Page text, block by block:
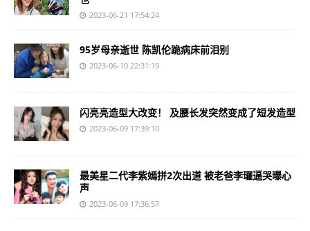
2023-06-21 17:54:24
95岁母亲逝世 陈凯伦跪病床前泪别
2023-06-10 22:31:19
闪亮亮造型大改变！ 及腰长发突然变成了短发造型
2023-06-09 17:39:10
最美星二代李紫嫣拼2次出道 被老爸李㼈逼哭曝心
声
2023-06-09 17:36:57